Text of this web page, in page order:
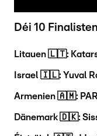
Déi 10
Litauen 🇱🇹:
Israel 🇮🇱: Yuval
Armenien 🇦🇲:
Dänemark 🇩🇰: